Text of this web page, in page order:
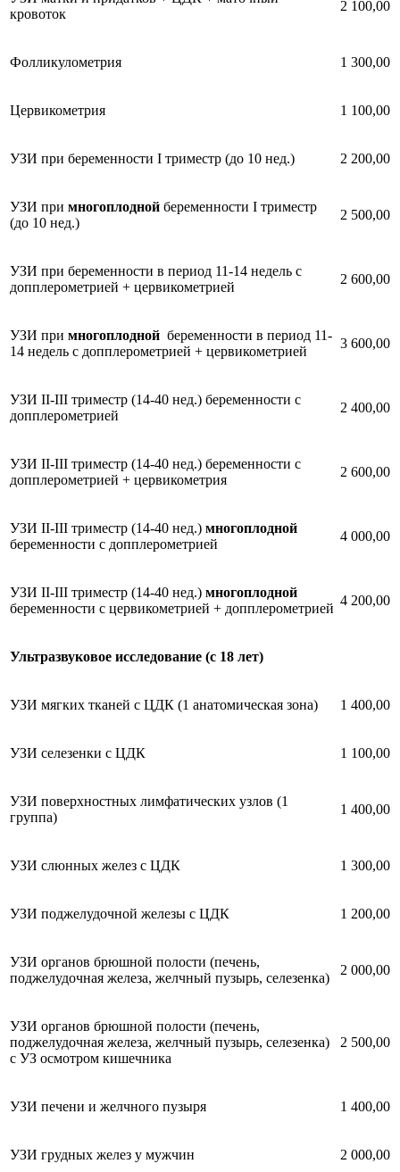
кровоток
2 100,00
Фолликулометрия 1 300,00
Цервикометрия 1 100,00
УЗИ при беременности I триместр (до 10 нед.) 2 200,00
УЗИ при многоплодной беременности I триместр
(до 10 нед.)
2 500,00
УЗИ при беременности в период 11-14 недель с
допплерометрией + цервикометрией
2 600,00
УЗИ при многоплодной беременности в период 11-
14 недель с допплерометрией + цервикометрией
3 600,00
УЗИ II-III триместр (14-40 нед.) беременности с
допплерометрией
2 400,00
УЗИ II-III триместр (14-40 нед.) беременности с
допплерометрией + цервикометрия
2 600,00
УЗИ II-III триместр (14-40 нед.) многоплодной
беременности с допплерометрией
4 000,00
УЗИ II-III триместр (14-40 нед.) многоплодной
беременности с цервикометрией + допплерометрией
4 200,00
Ультразвуковое исследование (с 18 лет)
УЗИ мягких тканей с ЦДК (1 анатомическая зона) 1 400,00
УЗИ селезенки с ЦДК 1 100,00
УЗИ поверхностных лимфатических узлов (1
группа)
1 400,00
УЗИ слюнных желез с ЦДК 1 300,00
УЗИ поджелудочной железы с ЦДК 1 200,00
УЗИ органов брюшной полости (печень,
поджелудочная железа, желчный пузырь, селезенка)
2 000,00
УЗИ органов брюшной полости (печень,
поджелудочная железа, желчный пузырь, селезенка)
с УЗ осмотром кишечника
2 500,00
УЗИ печени и желчного пузыря 1 400,00
УЗИ грудных желез у мужчин 2 000,00